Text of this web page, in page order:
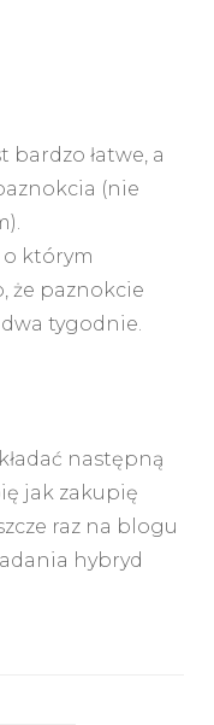
bardzo łatwe, a
(nie
którym
że paznokcie
tygodnie.
następną
jak zakupię
raz na blogu
hybryd